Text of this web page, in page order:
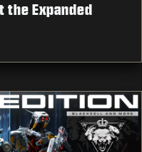
the Expanded